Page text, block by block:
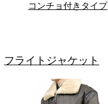
コンチョ付きタイプ
フライトジャケット